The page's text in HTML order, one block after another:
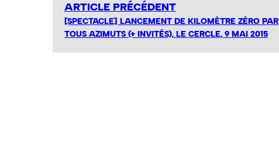
ARTICLE PRÉCÉDENT
[SPECTACLE] LANCEMENT DE KILOMÈTRE ZÉRO PAR
TOUS AZIMUTS (+ INVITÉS), LE CERCLE, 9 MAI 2015